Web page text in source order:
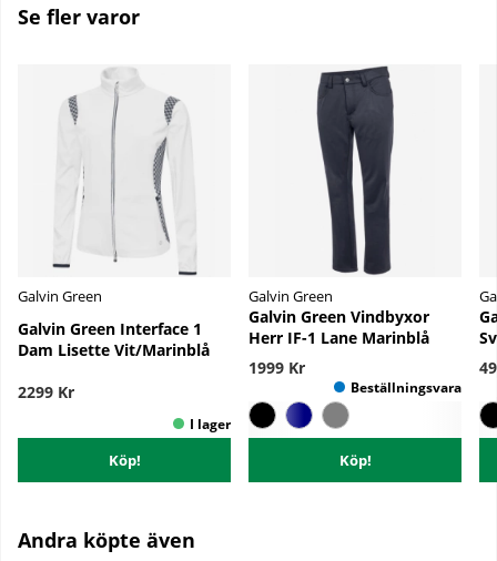
Se fler varor
Galvin Green
Galvin Green Interface 1
Dam Lisette Vit/Marinblå
2299 Kr
Köp!
Galvin Green
Galvin Green Vindbyxor
Herr IF-1 Lane Marinblå
1999 Kr
Köp!
Andra köpte även